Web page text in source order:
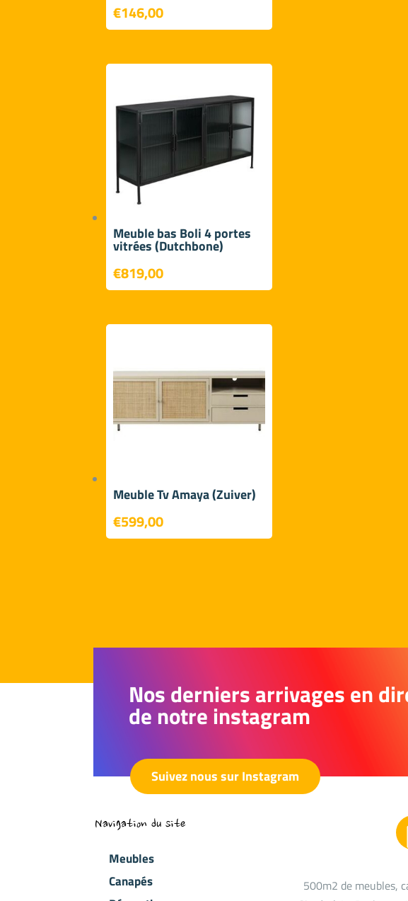
€146,00
Meuble bas Boli 4 portes
vitrées (Dutchbone)
€819,00
Meuble Tv Amaya (Zuiver)
€599,00
Nos derniers arrivages en
de notre instagram
Suivez nous sur Instagram
Navigation du site
Meubles
Canapés
500m2 de meubles,